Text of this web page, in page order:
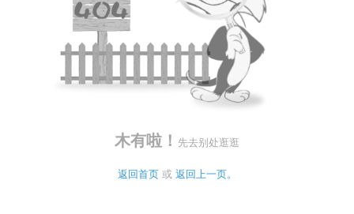
木有啦！ 先去别处逛逛
返回首页 或 返回上一页。